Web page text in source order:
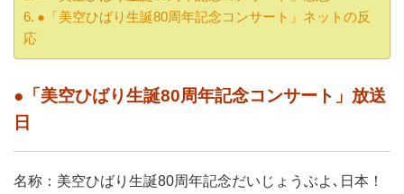
●「美空ひばり生誕80周年記念コンサート」ネットの反
応
●「美空ひばり生誕80周年記念コンサート」放送
日
名称：美空ひばり生誕80周年記念だいじょうぶよ､日本！